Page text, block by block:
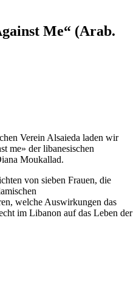
Me“ (Arab.
Verein Alsaieda laden wir
me» der libanesischen
Moukallad.
von sieben Frauen, die
welche Auswirkungen das
im Libanon auf das Leben der